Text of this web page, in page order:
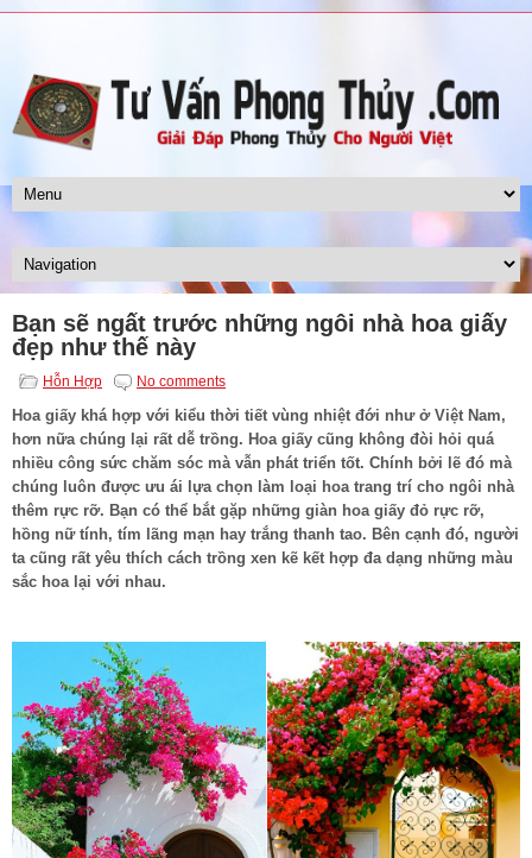
Bạn sẽ ngất trước những ngôi nhà hoa giấy
đẹp như thế này
Hỗn Hợp No comments
Hoa giấy khá hợp với kiểu thời tiết vùng nhiệt đới như ở Việt Nam,
hơn nữa chúng lại rất dễ trồng. Hoa giấy cũng không đòi hỏi quá
nhiều công sức chăm sóc mà vẫn phát triển tốt. Chính bởi lẽ đó mà
chúng luôn được ưu ái lựa chọn làm loại hoa trang trí cho ngôi nhà
thêm rực rỡ. Bạn có thể bắt gặp những giàn hoa giấy đỏ rực rỡ,
hồng nữ tính, tím lãng mạn hay trắng thanh tao. Bên cạnh đó, người
ta cũng rất yêu thích cách trồng xen kẽ kết hợp đa dạng những màu
sắc hoa lại với nhau.